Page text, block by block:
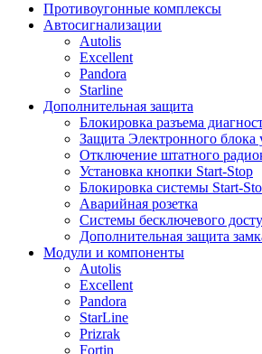
Противоугонные комплексы
Автосигнализации
Autolis
Excellent
Pandora
Starline
Дополнительная защита
Блокировка разъема
Защита Электронного блока
Отключение штатного
Установка кнопки Start-Stop
Блокировка системы Start-
Аварийная розетка
Системы бесключевого
Дополнительная защита
Модули и компоненты
Autolis
Excellent
Pandora
StarLine
Prizrak
Fortin